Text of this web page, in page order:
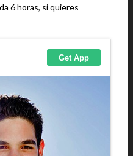
6 horas, si quieres